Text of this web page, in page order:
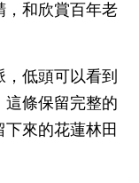
，和欣賞百年老
低頭可以看到
這條保留完整的
來的花蓮林田